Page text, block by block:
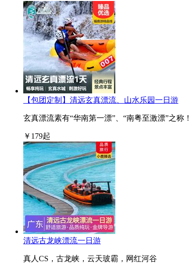
【包团定制】清远玄真漂流、山水乐园一日游
玄真漂流素有“华南第一漂”、“南粤至激漂”之称！
￥ 179起
清远古龙峡漂流一日游
真人CS，古龙峡，云天玻霸，网红河谷